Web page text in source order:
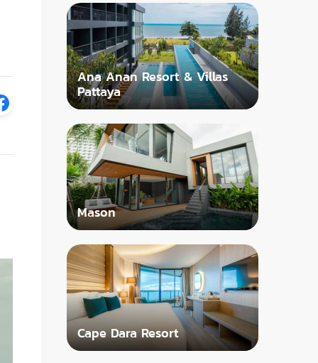
Ana Anan Resort & Villas
Pattaya
Mason
Cape Dara Resort